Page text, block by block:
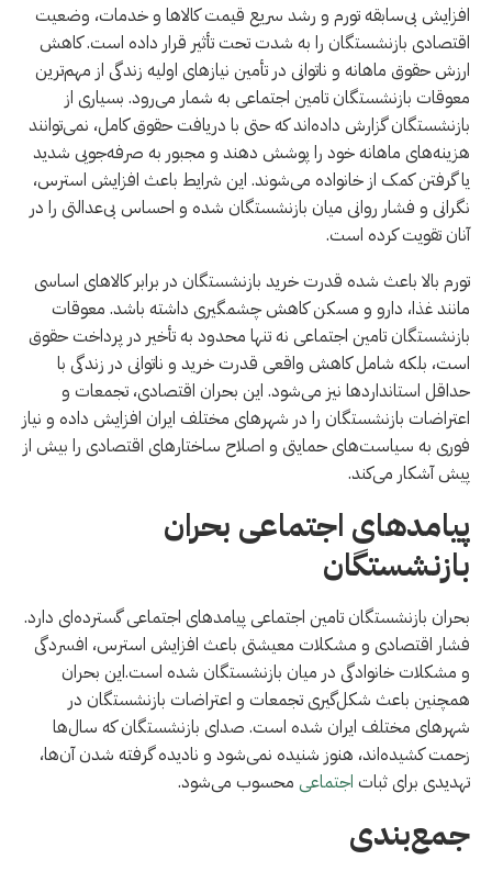
افزایش بی‌سابقه تورم و رشد سریع قیمت کالاها و خدمات، وضعیت
اقتصادی بازنشستگان را به شدت تحت تأثیر قرار داده است. کاهش
ارزش حقوق ماهانه و ناتوانی در تأمین نیازهای اولیه زندگی از مهم‌ترین
معوقات بازنشستگان تامین اجتماعی به شمار می‌رود. بسیاری از
بازنشستگان گزارش داده‌اند که حتی با دریافت حقوق کامل، نمی‌توانند
هزینه‌های ماهانه خود را پوشش دهند و مجبور به صرفه‌جویی شدید
یا گرفتن کمک از خانواده می‌شوند. این شرایط باعث افزایش استرس،
نگرانی و فشار روانی میان بازنشستگان شده و احساس بی‌عدالتی را در
آنان تقویت کرده است.
تورم بالا باعث شده قدرت خرید بازنشستگان در برابر کالاهای اساسی
مانند غذا، دارو و مسکن کاهش چشمگیری داشته باشد. معوقات
بازنشستگان تامین اجتماعی نه تنها محدود به تأخیر در پرداخت حقوق
است، بلکه شامل کاهش واقعی قدرت خرید و ناتوانی در زندگی با
حداقل استانداردها نیز می‌شود. این بحران اقتصادی، تجمعات و
اعتراضات بازنشستگان را در شهرهای مختلف ایران افزایش داده و نیاز
فوری به سیاست‌های حمایتی و اصلاح ساختارهای اقتصادی را بیش از
پیش آشکار می‌کند.
پیامدهای اجتماعی بحران
بازنشستگان
بحران بازنشستگان تامین اجتماعی پیامدهای اجتماعی گسترده‌ای دارد.
فشار اقتصادی و مشکلات معیشتی باعث افزایش استرس، افسردگی
و مشکلات خانوادگی در میان بازنشستگان شده است.این بحران
همچنین باعث شکل‌گیری تجمعات و اعتراضات بازنشستگان در
شهرهای مختلف ایران شده است. صدای بازنشستگان که سال‌ها
زحمت کشیده‌اند، هنوز شنیده نمی‌شود و نادیده گرفته شدن آن‌ها،
تهدیدی برای ثبات اجتماعی محسوب می‌شود.
جمع‌بندی